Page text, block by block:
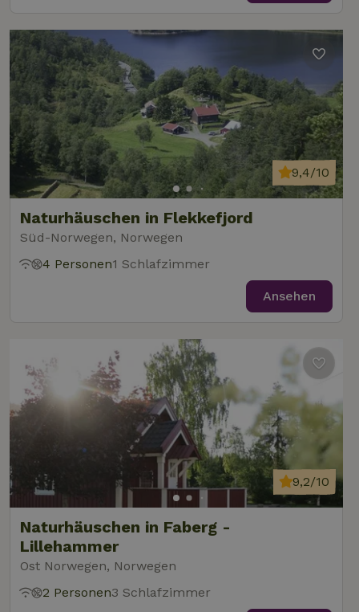
Naturhäuschen in Flekkefjord
Süd-Norwegen, Norwegen
9,4/10
4 Personen1 Schlafzimmer
Ansehen
Naturhäuschen in Faberg -
Lillehammer
Ost Norwegen, Norwegen
9,2/10
2 Personen3 Schlafzimmer